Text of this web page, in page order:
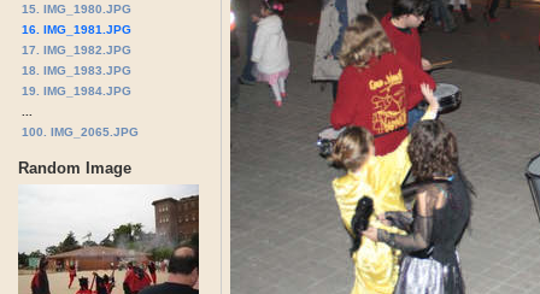
15. IMG_1980.JPG
16. IMG_1981.JPG
17. IMG_1982.JPG
18. IMG_1983.JPG
19. IMG_1984.JPG
100. IMG_2065.JPG
Random Image